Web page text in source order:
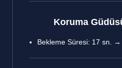
Koruma
Bekleme Süresi: 17 sn. →